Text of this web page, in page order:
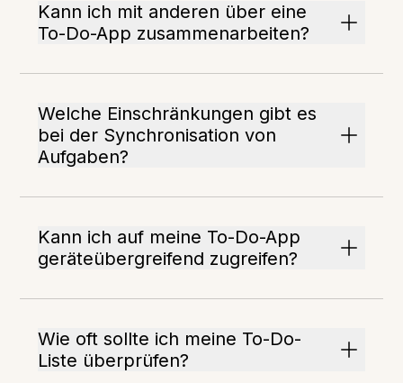
Kann ich mit anderen über eine
To-Do-App zusammenarbeiten?
Welche Einschränkungen gibt es
bei der Synchronisation von
Aufgaben?
Kann ich auf meine To-Do-App
geräteübergreifend zugreifen?
Wie oft sollte ich meine To-Do-
Liste überprüfen?